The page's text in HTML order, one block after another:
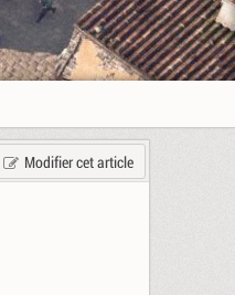
Modifier cet article